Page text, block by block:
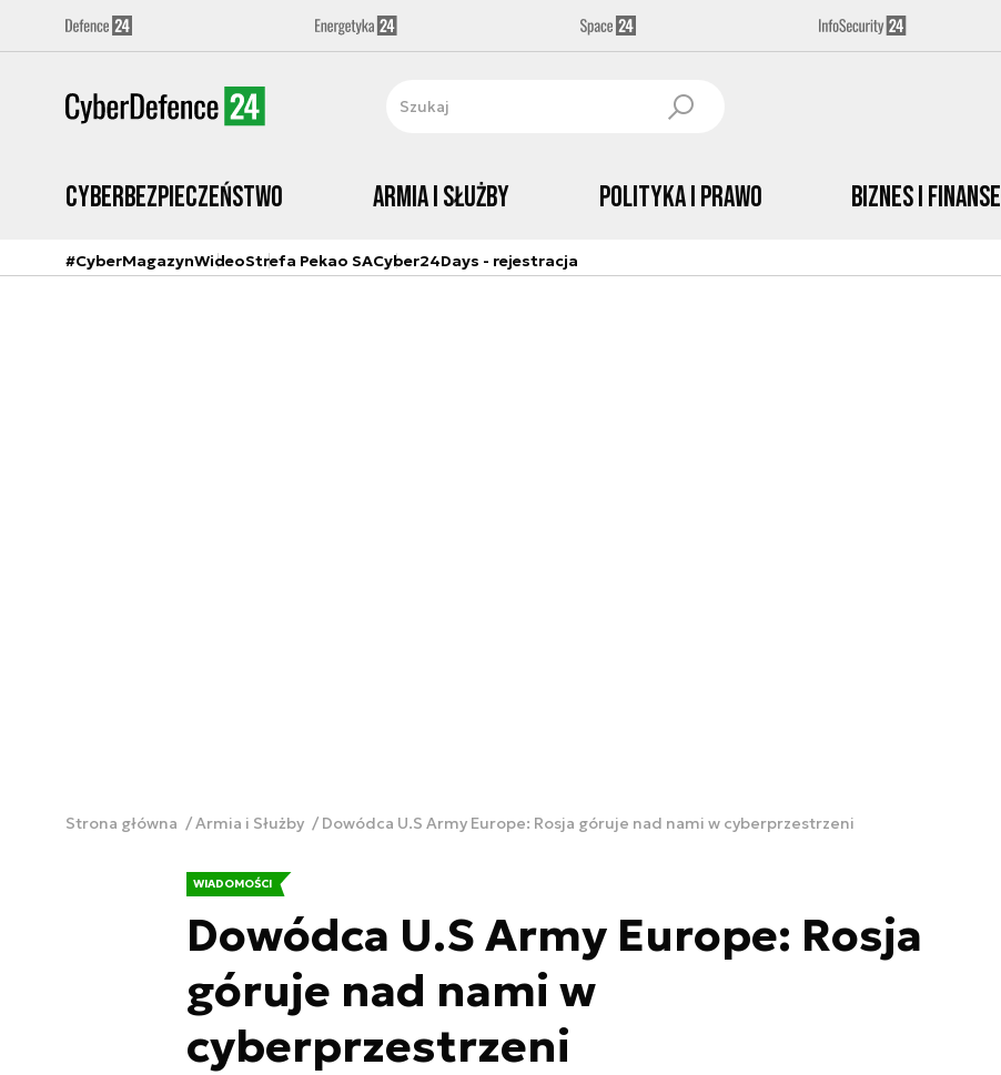
Cyberbezpieczeństwo Armia i Służby Polityka i prawo Biznes i Finanse
#CyberMagazynWideoStrefa Pekao SACyber24Days - rejestracja
Strona główna Armia i Służby Dowódca U.S Army Europe: Rosja góruje nad nami w cyberprzestrzeni
WIADOMOŚCI
Dowódca U.S Army Europe: Rosja
góruje nad nami w
cyberprzestrzeni